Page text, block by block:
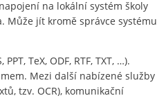
na lokální systém školy
Může jít kromě správce systému
PPT, TeX, ODF, RTF, TXT, …).
Mezi další nabízené služby
tzv. OCR), komunikační